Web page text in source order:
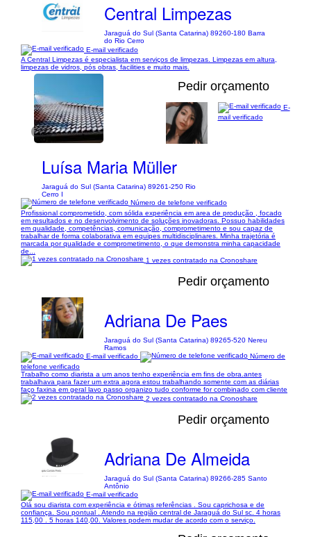
Central Limpezas
Jaraguá do Sul (Santa Catarina) 89260-180 Barra
do Rio Cerro
E-mail verificado
A Central Limpezas é especialista em serviços de limpezas. Limpezas em altura,
limpezas de vidros, pós obras, facilities e muito mais.
1/3
Pedir orçamento
Luísa Maria Müller
Jaraguá do Sul (Santa Catarina) 89261-250 Rio
Cerro I
E-
mail verificado
Número de telefone verificado
Profissional comprometido, com sólida experiência em area de produção , focado
em resultados e no desenvolvimento de soluções inovadoras. Possuo habilidades
em qualidade, competências, comunicação, comprometimento e sou capaz de
trabalhar de forma colaborativa em equipes multidisciplinares. Minha trajetória é
marcada por qualidade e comprometimento, o que demonstra minha capacidade
de...
1 vezes contratado na Cronoshare
Pedir orçamento
Adriana De Paes
Jaraguá do Sul (Santa Catarina) 89265-520 Nereu
Ramos
E-mail verificado
Número de
telefone verificado
Trabalho como diarista a um anos tenho experiência em fins de obra.antes
trabalhava para fazer um extra agora estou trabalhando somente com as diárias
faço faxina em geral lavo passo organizo tudo conforme for combinado com cliente
2 vezes contratado na Cronoshare
Pedir orçamento
Adriana De Almeida
Jaraguá do Sul (Santa Catarina) 89266-285 Santo
Antônio
E-mail verificado
Olá sou diarista com experiência e ótimas referências . Sou caprichosa e de
confiança. Sou pontual . Atendo na região central de Jaraguá do Sul sc. 4 horas
115,00 . 5 horas 140,00. Valores podem mudar de acordo com o serviço.